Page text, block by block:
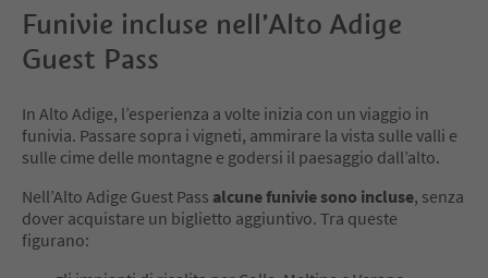
Funivie incluse nell’Alto Adige
Guest Pass
In Alto Adige, l’esperienza a volte inizia con un viaggio in
funivia. Passare sopra i vigneti, ammirare la vista sulle valli e
sulle cime delle montagne e godersi il paesaggio dall’alto.
Nell’Alto Adige Guest Pass alcune funiviesono incluse, senza
dover acquistare un biglietto aggiuntivo. Tra queste
figurano: